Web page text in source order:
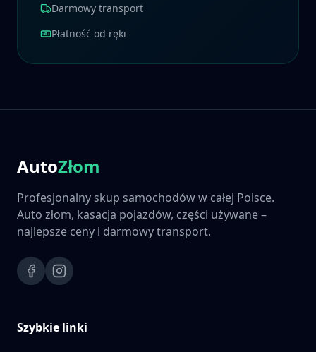
Darmowy transport
Płatność od ręki
AutoZłom
Profesjonalny skup samochodów w całej Polsce.
Auto złom, kasacja pojazdów, części używane –
najlepsze ceny i darmowy transport.
Szybkie linki